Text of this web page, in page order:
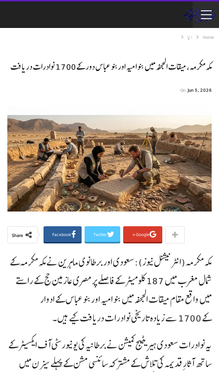
Home دنیا
مکہ مکرمہ، میقات الجحفہ میں بنو امیہ اور بنو عباس دور کے 1700 نوادرات دریافت
On Jun 5, 2026
Share Facebook Twitter Google+
مکہ مکرمہ (انٹرنیشنل نیوز):سعودی اور برطانوی ماہرین نے مکہ مکرمہ کے
شمال مغرب میں 187 کلومیٹر کے فاصلے پر مصری عازمین حج کے راستے
میں واقع مقام میقات الجحفہ میں بنو امیہ اور بنو عباس کے ادوار
کے 1700 سے زیادہ تاریخی نوادرات دریافت کیے ہیں۔
یہ نوادرات سعودی ہیریٹیج کمیشن نے برطانیہ کی یونیورسٹی آف ایکسیٹر کے
ساتھ آثارِ قدیمہ کی تلاش کے مشترکہ سائنسی مشن کے پہلے سیزن میں